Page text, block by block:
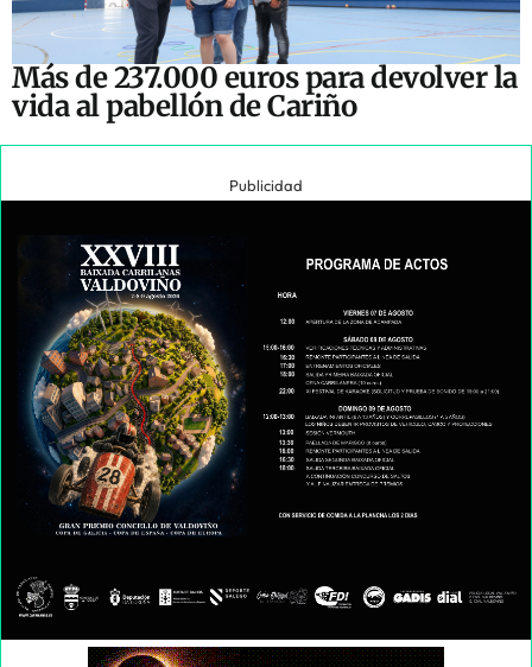
Más de 237.000 euros para devolver la
vida al pabellón de Cariño
Publicidad